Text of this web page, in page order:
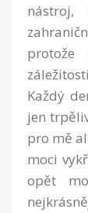
protože
Každý
jen
pro mě
moci
opět